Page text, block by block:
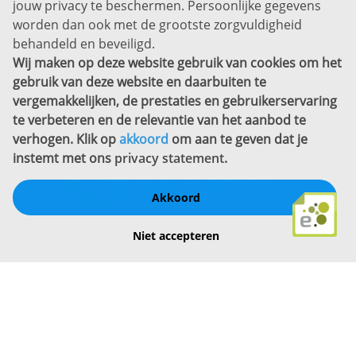
Sitemap
Copyright
Bekijk ook eens
jouw privacy te beschermen. Persoonlijke gegevens
worden dan ook met de grootste zorgvuldigheid
behandeld en beveiligd.
Wij maken op deze website gebruik van cookies om het
gebruik van deze website en daarbuiten te
vergemakkelijken, de prestaties en gebruikerservaring
te verbeteren en de relevantie van het aanbod te
verhogen. Klik opakkoord om aan te geven dat je
instemt met ons privacy statement.
Akkoord
Niet accepteren